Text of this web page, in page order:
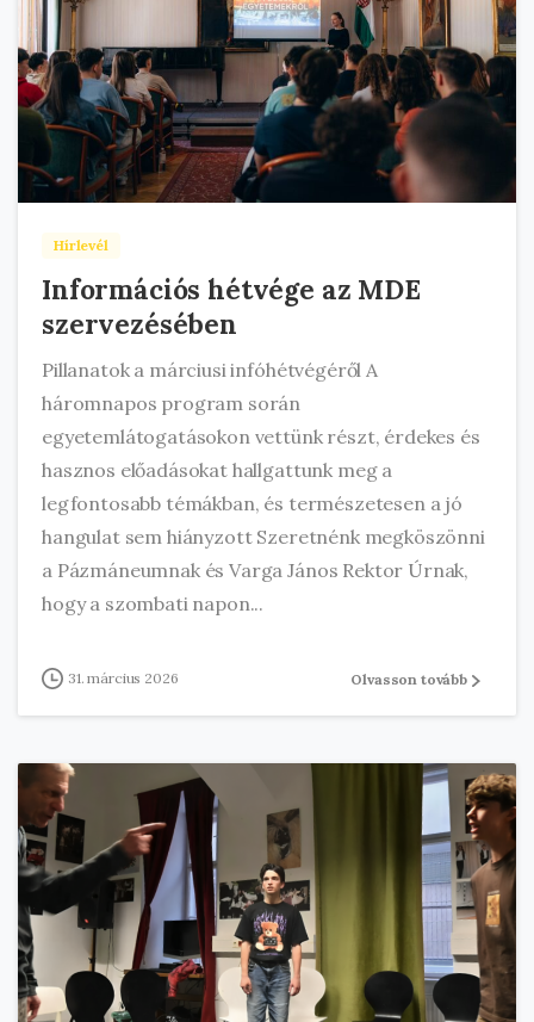
Hírlevél
Információs hétvége az MDE
szervezésében
Pillanatok a márciusi infóhétvégéről A
háromnapos program során
egyetemlátogatásokon vettünk részt, érdekes és
hasznos előadásokat hallgattunk meg a
legfontosabb témákban, és természetesen a jó
hangulat sem hiányzott Szeretnénk megköszönni
a Pázmáneumnak és Varga János Rektor Úrnak,
hogy a szombati napon...
31. március 2026 Olvasson tovább